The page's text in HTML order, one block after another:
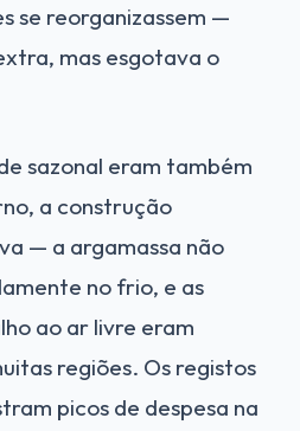
se reorganizassem —
mas esgotava o
sazonal eram também
a construção
— a argamassa não
no frio, e as
ao ar livre eram
regiões. Os registos
picos de despesa na